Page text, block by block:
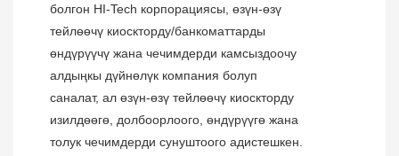
болгон HI-Tech корпорациясы, өзүн-өзү
тейлөөчү киоскторду/банкоматтарды
өндүрүүчү жана чечимдерди камсыздоочу
алдыңкы дүйнөлүк компания болуп
саналат, ал өзүн-өзү тейлөөчү киоскторду
изилдөөгө, долбоорлоого, өндүрүүгө жана
толук чечимдерди сунуштоого адистешкен.